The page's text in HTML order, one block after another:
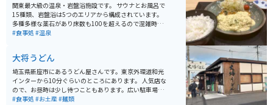
関東最大級の温泉・岩盤浴施設です。 サウナとお風呂で
15種類、岩盤浴は5つのエリアから構成されています。
多種多様な薬石があり床数も100を超えるので混雑時に
も全てのエリアが埋まっていることはありません。 岩盤
広々空間でリラックスできます。
#食事処 #温泉
大将うどん
埼玉県新座市にあるうどん屋さんです。東京外環道和光
インターから10分ぐらいのところにあります。 人気店な
ので、お昼時は少し待つこともあります。広い駐車場が
あるので、駐輪場所に困ることはないでしょう。 こちら
#食事処 #お土産#麺類